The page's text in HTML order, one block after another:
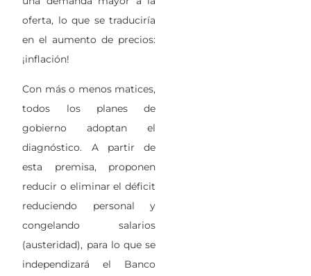
oferta, lo que se traduciría
en el aumento de precios:
¡inflación!
Con más o menos matices,
todos los planes de
gobierno adoptan el
diagnóstico. A partir de
esta premisa, proponen
reducir o eliminar el déficit
reduciendo personal y
congelando salarios
(austeridad), para lo que se
independizará el Banco